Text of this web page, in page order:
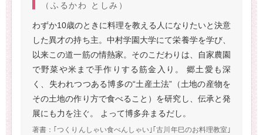
（ふるかわ としみ）
わずか10歳のときに料理を教える人になりたいと決意
した異才の持ち主。中村学園大学にて栄養学を学び、
以来この道一筋の情熱家。そのこだわりは、自家農園
で野菜や米まで手作りする筋金入り。 郷土愛も深
く、失われつつある博多の“土産土法”（土地の産物を
その土地の作り方で食べること）を研究し、伝承と発
展にも力を注ぐ。 よって博多弁まるだし。
著書：｢つくりんしゃい食べんしゃい｣｢古川年巳のお料理教室｣